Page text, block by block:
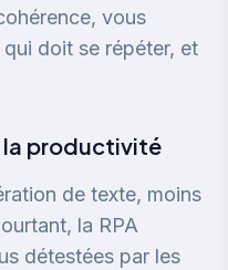
vous
doit se répéter, et
la productivité
de texte, moins
la RPA
détestées par les